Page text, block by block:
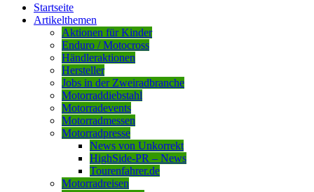
Startseite
Artikelthemen
Aktionen für Kinder
Enduro / Motocross
Händleraktionen
Hersteller
Jobs in der Zweiradbranche
Motorraddiebstahl
Motorradevents
Motorradmessen
Motorradpresse
News von Unkorrekt
HighSide-PR – News
Tourenfahrer.de
Motorradreisen